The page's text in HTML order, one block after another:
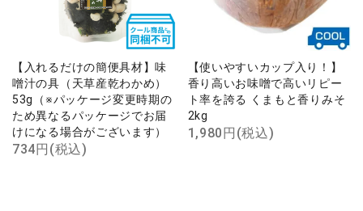
【入れるだけの簡便具材】味
噌汁の具（天草産乾わかめ）
53g（※パッケージ変更時期の
ため異なるパッケージでお届
けになる場合がございます）
734円(税込)
【使いやすいカップ入り！】
香り高いお味噌で高いリピー
ト率を誇る くまもと香りみそ
2kg
1,980円(税込)